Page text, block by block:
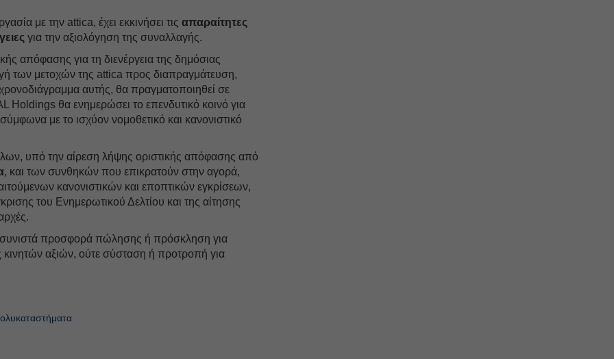
με την attica, έχει εκκινήσει τιςαπαραίτητες
για την αξιολόγηση της συναλλαγής.
απόφασης για τη διενέργεια της δημόσιας
των μετοχών της attica προς διαπραγμάτευση,
αυτής, θα πραγματοποιηθεί σε
Holdings θα ενημερώσει το επενδυτικό κοινό για
με το ισχύον νομοθετικό και κανονιστικό
υπό την αίρεση λήψης οριστικής απόφασης από
, και των συνθηκών που επικρατούν στην αγορά,
κανονιστικών και εποπτικών εγκρίσεων,
του Ενημερωτικού Δελτίου και της αίτησης
προσφορά πώλησης ή πρόσκληση για
αξιών, ούτε σύσταση ή προτροπή για